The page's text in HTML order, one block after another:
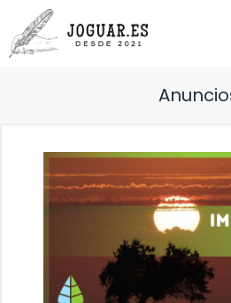
Saltar
al
contenido